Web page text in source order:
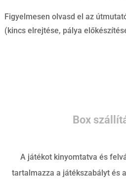
Figyelmesen olvasd el az
(kincs elrejtése, pálya
Box
A játékot kinyomtatva és
tartalmazza a játékszabályt és